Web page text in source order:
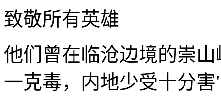
致敬所有英雄
他们曾在临沧边境的崇
一克毒，内地少受十分